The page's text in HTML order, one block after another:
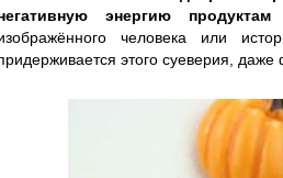
энергию
человека или
этого суеверия,